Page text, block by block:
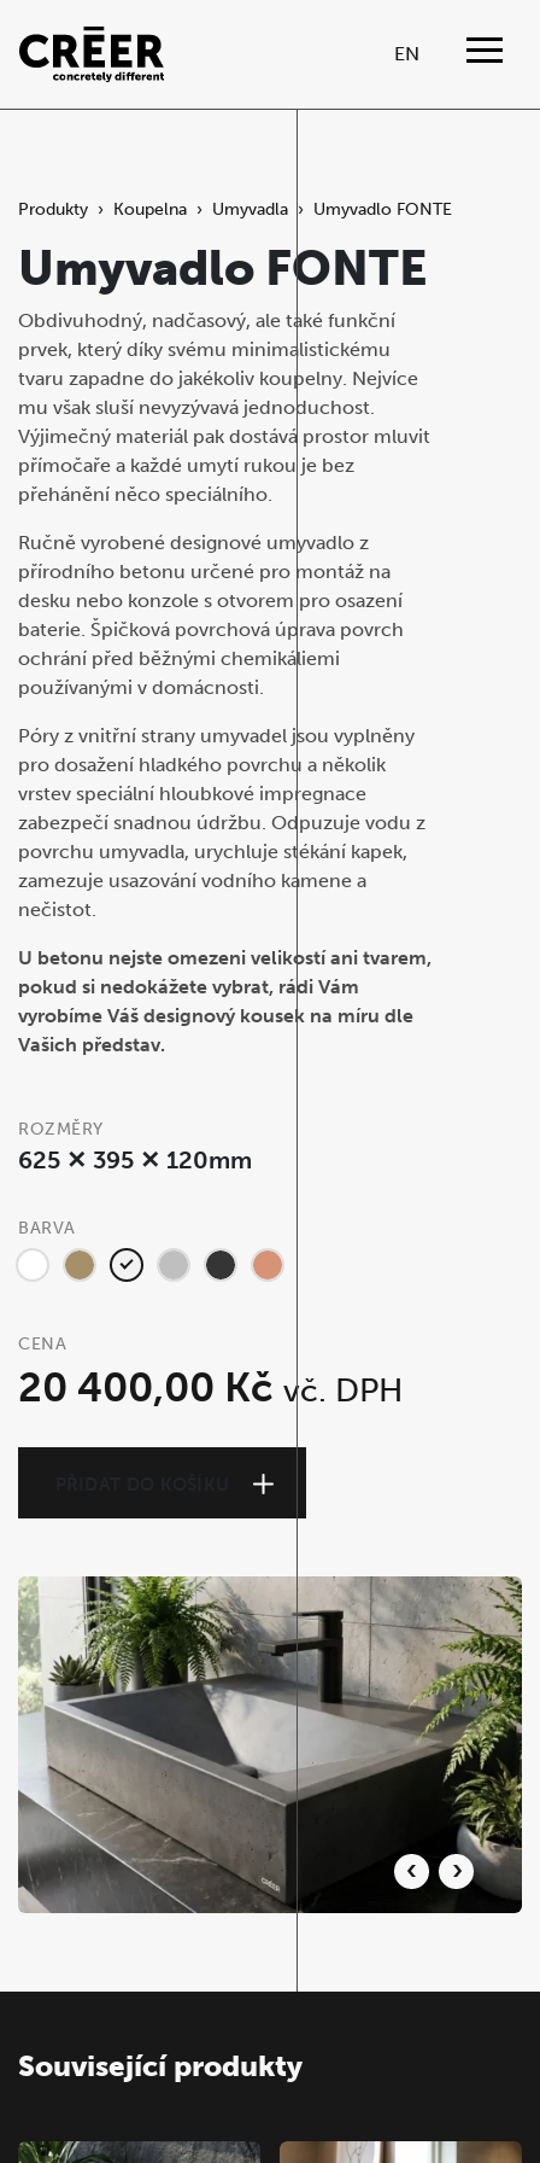
EN
Produkty › Koupelna › Umyvadla › Umyvadlo FONTE
Umyvadlo FONTE
Obdivuhodný, nadčasový, ale také funkční
prvek, který díky svému minimalistickému
tvaru zapadne do jakékoliv koupelny. Nejvíce
mu však sluší nevyzývavá jednoduchost.
Výjimečný materiál pak dostává prostor mluvit
přímočaře a každé umytí rukou je bez
přehánění něco speciálního.
Ručně vyrobené designové umyvadlo z
přírodního betonu určené pro montáž na
desku nebo konzole s otvorem pro osazení
baterie. Špičková povrchová úprava povrch
ochrání před běžnými chemikáliemi
používanými v domácnosti.
Póry z vnitřní strany umyvadel jsou vyplněny
pro dosažení hladkého povrchu a několik
vrstev speciální hloubkové impregnace
zabezpečí snadnou údržbu. Odpuzuje vodu z
povrchu umyvadla, urychluje stékání kapek,
zamezuje usazování vodního kamene a
nečistot.
U betonu nejste omezeni velikostí ani tvarem,
pokud si nedokážete vybrat, rádi Vám
vyrobíme Váš designový kousek na míru dle
Vašich představ.
ROZMĚRY
625 ✕ 395 ✕ 120mm
BARVA
CENA
20 400,00 Kč vč. DPH
Související produkty